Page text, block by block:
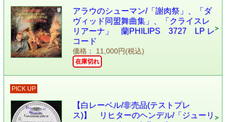
アラウのシューマン/「謝肉祭」、「ダ
ヴィッド同盟舞曲集」、「クライスレ
リアーナ」 蘭PHILIPS 3727 LP レ
コード
価格： 11,000円(税込)
在庫切れ
PICK UP
【白レーベル/非売品(テストプレ
ス)】 リヒターのヘンデル/「ジューリ